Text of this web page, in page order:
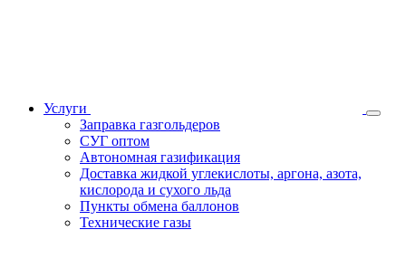
Услуги
Заправка газгольдеров
СУГ оптом
Автономная газификация
Доставка жидкой углекислоты, аргона, азота,
кислорода и сухого льда
Пункты обмена баллонов
Технические газы